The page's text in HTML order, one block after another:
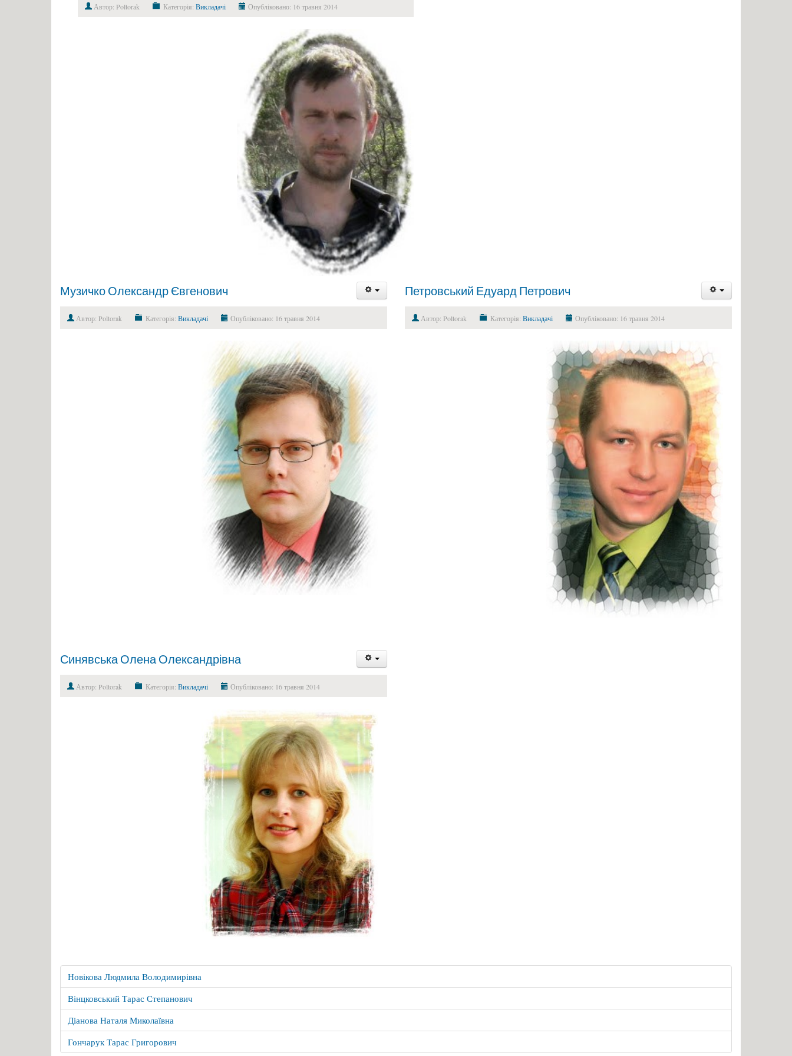
Автор: Poltorak Категорія: Викладачі Опубліковано: 16 травня 2014
Музичко Олександр Євгенович
Автор: Poltorak Категорія: Викладачі Опубліковано: 16 травня 2014
Петровський Едуард Петрович
Автор: Poltorak Категорія: Викладачі Опубліковано: 16 травня 2014
Синявська Олена Олександрівна
Автор: Poltorak Категорія: Викладачі Опубліковано: 16 травня 2014
Новікова Людмила Володимирівна
Вінцковський Тарас Степанович
Діанова Наталя Миколаївна
Гончарук Тарас Григорович